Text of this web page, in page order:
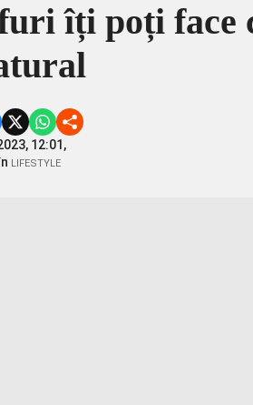
îți poți face
12:01,
LIFESTYLE